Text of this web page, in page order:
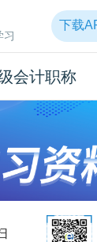
习
下载
会计职称